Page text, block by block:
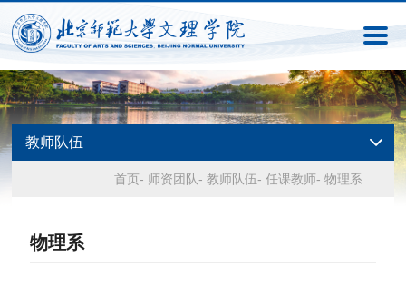
教师队伍
首页- 师资团队- 教师队伍- 任课教师- 物理系
物理系